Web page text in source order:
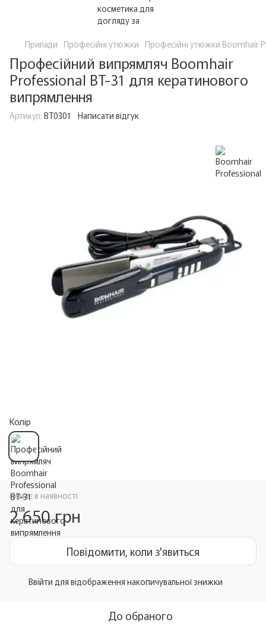
Прилади Професійні утюжки Професійні утюжки Boomhair
Професійний випрямляч Boomhair
Professional BT-31 для кератинового
випрямлення
Артикул: BT0301 Написати відгук
Колір
Немає в наявності
2 650 грн
Повідомити, коли з'явиться
Ввійти для відображення накопичувальної знижки
До обраного